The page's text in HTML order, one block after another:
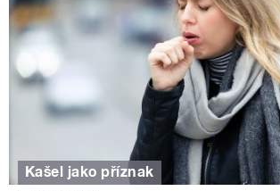
Kašel jako příznak